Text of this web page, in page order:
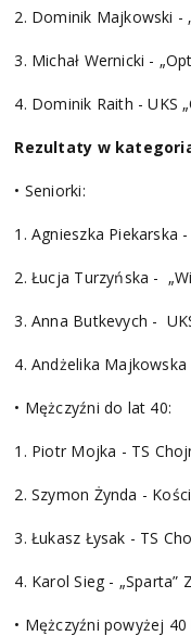
2. Dominik Majkowski -
3. Michał Wernicki -
4. Dominik Raith - UKS
Rezultaty w
• Seniorki:
1. Agnieszka Piekarska
2. Łucja Turzyńska -
3. Anna Butkevych -
4. Andżelika Majkowska
• Mężczyźni do lat 40:
1. Piotr Mojka - TS
2. Szymon Żynda -
3. Łukasz Łysak - TS
4. Karol Sieg - „Sparta”
• Mężczyźni powyżej 40